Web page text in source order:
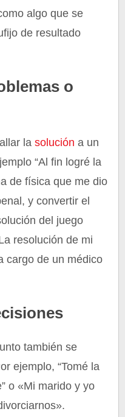
algo que se
de resultado
o
lasolución a un
“Al fin logré la
de física que me dio
y convertir el
del juego
resolución de mi
cargo de un médico
también se
ejemplo, “Tomé la
o «Mi marido y yo